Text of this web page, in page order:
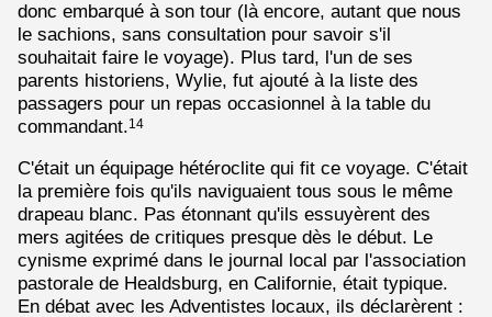
donc embarqué à son tour (là encore, autant que nous
le sachions, sans consultation pour savoir s'il
souhaitait faire le voyage). Plus tard, l'un de ses
parents historiens, Wylie, fut ajouté à la liste des
passagers pour un repas occasionnel à la table du
commandant.14
C'était un équipage hétéroclite qui fit ce voyage. C'était
la première fois qu'ils naviguaient tous sous le même
drapeau blanc. Pas étonnant qu'ils essuyèrent des
mers agitées de critiques presque dès le début. Le
cynisme exprimé dans le journal local par l'association
pastorale de Healdsburg, en Californie, était typique.
En débat avec les Adventistes locaux, ils déclarèrent :